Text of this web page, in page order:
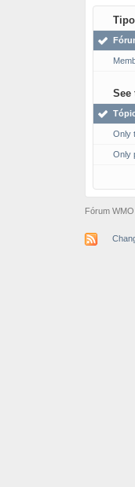
See
Only
Only
Fórum WMO